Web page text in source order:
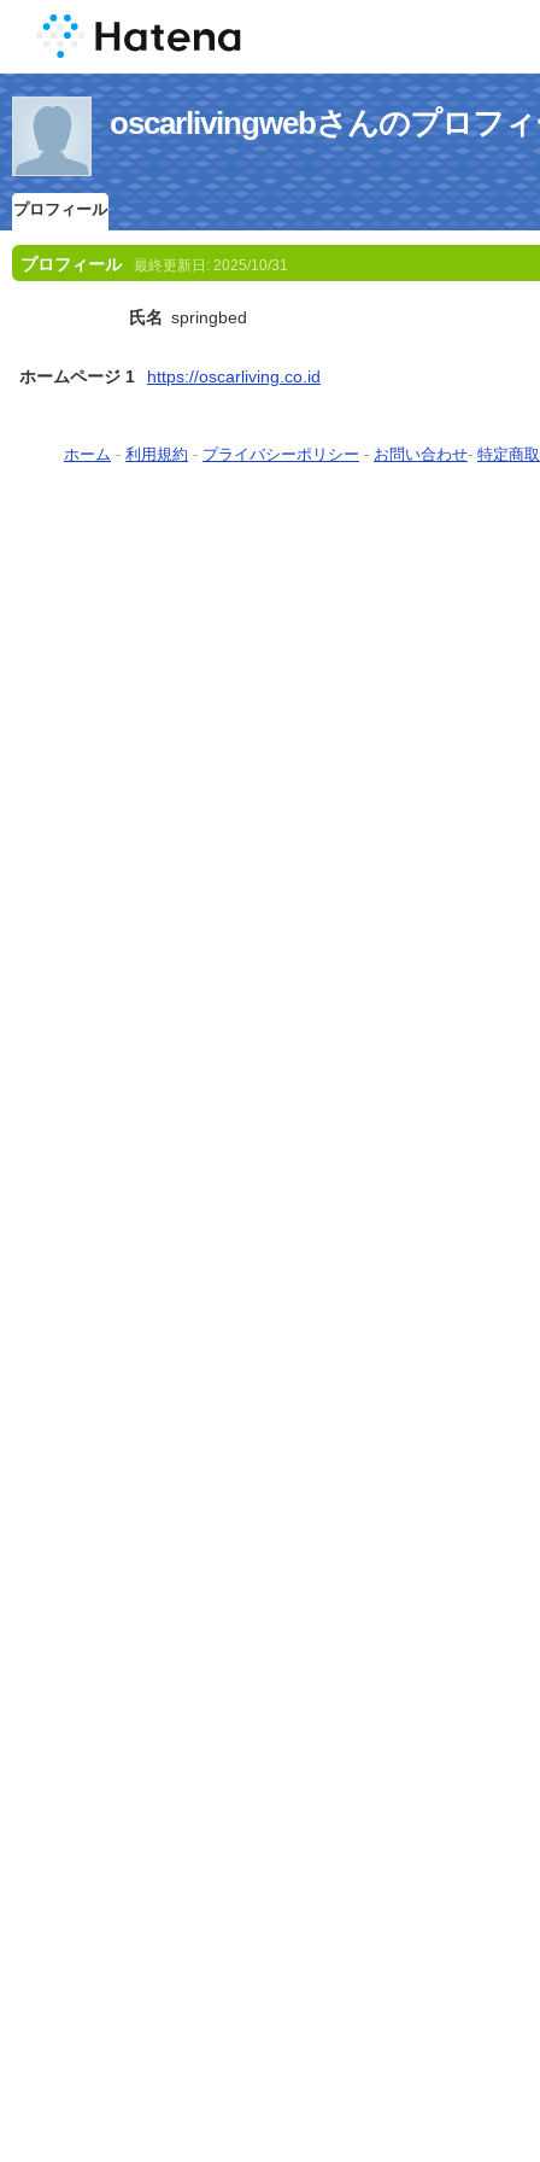
oscarlivingwebさんのプロフ
プロフィール
プロフィール 最終更新日: 2025/10/31
氏名 springbed
ホームページ 1 https://oscarliving.co.id
ホーム - 利用規約 - プライバシーポリシー - お問い合わせ- 特定商